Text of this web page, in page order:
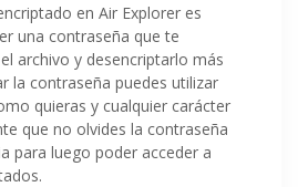
en Air Explorer es
una contraseña que te
archivo y desencriptarlo más
la contraseña puedes utilizar
quieras y cualquier carácter
que no olvides la contraseña
para luego poder acceder a